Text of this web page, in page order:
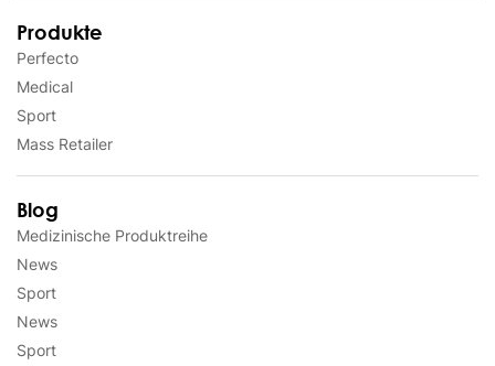
Produkte
Perfecto
Medical
Sport
Mass Retailer
Blog
Medizinische Produktreihe
News
Sport
News
Sport